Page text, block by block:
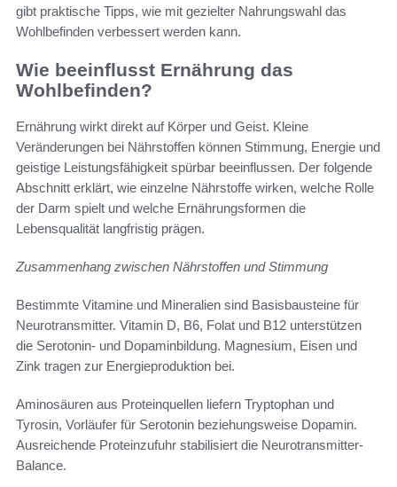
gibt praktische Tipps, wie mit gezielter Nahrungswahl das
Wohlbefinden verbessert werden kann.
Wie beeinflusst Ernährung das
Wohlbefinden?
Ernährung wirkt direkt auf Körper und Geist. Kleine
Veränderungen bei Nährstoffen können Stimmung, Energie und
geistige Leistungsfähigkeit spürbar beeinflussen. Der folgende
Abschnitt erklärt, wie einzelne Nährstoffe wirken, welche Rolle
der Darm spielt und welche Ernährungsformen die
Lebensqualität langfristig prägen.
Zusammenhang zwischen Nährstoffen und Stimmung
Bestimmte Vitamine und Mineralien sind Basisbausteine für
Neurotransmitter. Vitamin D, B6, Folat und B12 unterstützen
die Serotonin- und Dopaminbildung. Magnesium, Eisen und
Zink tragen zur Energieproduktion bei.
Aminosäuren aus Proteinquellen liefern Tryptophan und
Tyrosin, Vorläufer für Serotonin beziehungsweise Dopamin.
Ausreichende Proteinzufuhr stabilisiert die Neurotransmitter-
Balance.